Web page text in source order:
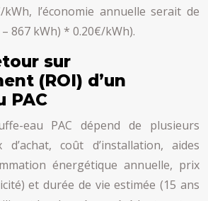
kWh, l’économie annuelle serait de
867 kWh) * 0.20€/kWh).
sur
(ROI) d’un
PAC
eau PAC dépend de plusieurs
coût d’installation, aides
énergétique annuelle, prix
et durée de vie estimée (15 ans